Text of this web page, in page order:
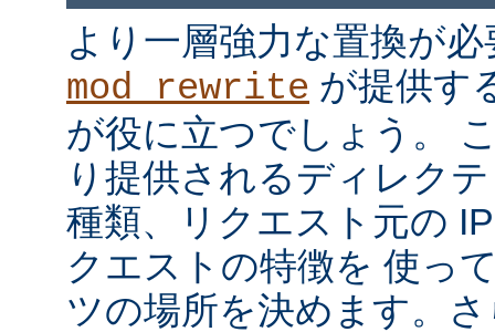
より一層強力な置換が
mod_rewrite が提供す
が役に立つでしょう。
り提供されるディレク
種類、リクエスト元の
クエストの特徴を 使っ
ツの場所を決めます。